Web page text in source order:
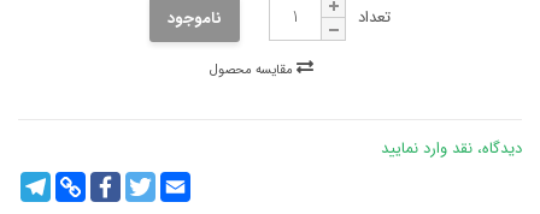
تعداد ناموجود
دیدگاه، نقد وارد نمایید
Copy
Link
FacebookTwitterEmail